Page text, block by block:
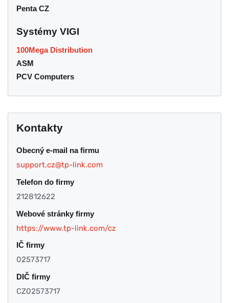
Penta CZ
Systémy VIGI
100Mega Distribution
ASM
PCV Computers
Kontakty
Obecný e-mail na firmu
support.cz@tp-link.com
Telefon do firmy
212812622
Webové stránky firmy
https://www.tp-link.com/cz
IČ firmy
02573717
DIČ firmy
CZ02573717